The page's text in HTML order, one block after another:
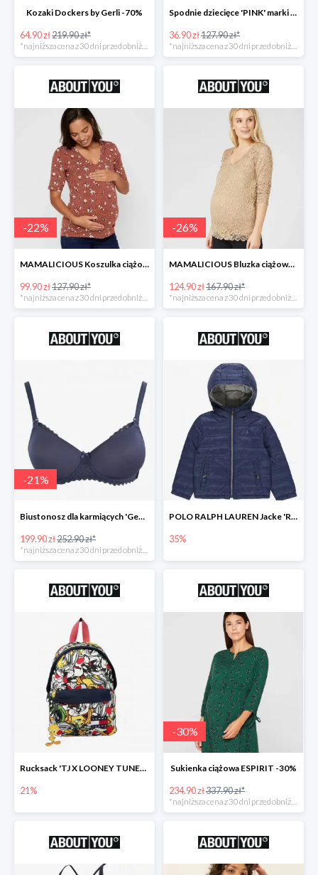
Kozaki Dockers by Gerli -70%
64.90 zł219.90 zł*
Spodnie dziecięce 'PINK' marki GAP -71%
36.90 zł127.90 zł*
-22%
MAMALICIOUS Koszulka ciążowa 'Zana' -26%
99.90 zł127.90 zł*
*najniższa cena z 30 dni przed obniżką
-26%
MAMALICIOUS Bluzka ciążowa -26%
124.90 zł167.90 zł*
*najniższa cena z 30 dni przed obniżką
-21%
Biustonosz dla karmiących 'Geo Lace' -21%
199.90 zł252.90 zł*
POLO RALPH LAUREN Jacke 'REVERSE' w kolorze granatowym
35%
Rucksack 'TJ X LOONEY TUNES Plecak
21%
-30%
Sukienka ciążowa ESPIRIT -30%
234.90 zł337.90 zł*
*najniższa cena z 30 dni przed obniżką